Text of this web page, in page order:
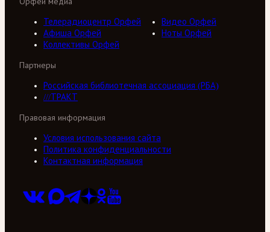
Телерадиоцентр Орфей
Видео Орфей
Афиша Орфей
Ноты Орфей
Коллективы Орфей
Партнеры
Российская библиотечная ассоциация (РБА)
///ТРАКТ
Правовая информация
Условия использования сайта
Политика конфиденциальности
Контактная информация